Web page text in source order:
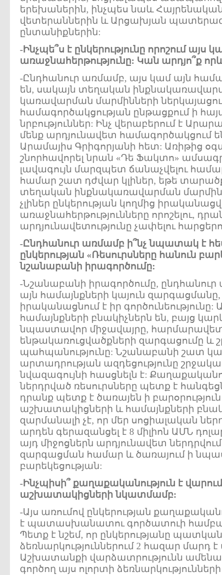
երեխաներին, ինչպես նաև
վետերաններին և Արցախյան
ընտանիքներին:
-Ինչպե՞ս է ընկերությունը որոշում այս
առաջնահերթությունը: Կան արդյո՞ք
-Ընդհանուր առմամբ, այս կամ այն
են, սակայն տեղական
կառավարման մարմինների
համագործակցության ընթացքում ի
նրբություններ: Ինչ վերաբերում է
մենք արդյունավետ համագործակցում
Արամայիս Գրիգորյանի հետ: Առիթից
շնորհավորել նրան «Դե Ֆակտո»
լավագույն մարզպետ ճանաչվելու
համար շատ դժվար կլիներ, եթե
տեղական ինքնակառավարման
չլիներ ընկերության կողմից
առաջնահերթությունները որոշելու,
արդյունավետությունը չափելու
-Ընդհանուր առմամբ ի՞նչ նպատակ է
ընկերության «Ռեսուրսները հանուն
նշանաբանի իրագործումը:
-Նշանաբանի իրագործումը, ընդհանուր
այն համայնքների կայուն զարգացմանը,
իրականացնում է իր
համայնքների բնակիչներն են, բայց
նպաստավոր միջավայրը,
ենթակառուցվածքների զարգացումը և
պահպանությունը: Նշանաբանի շատ
արտադրության ազդեցությունը
նվազագույնի հասցնելն է:
ներդրված ռեսուրսները պետք է
դրանք պետք է ծառայեն ի բարօրություն
աշխատակիցների և համայնքների
զարմանալի չէ, որ մեր սոցիալական
արդեն գերազանցել է 8 միլիոն ԱՄՆ
այդ միջոցներն արդյունավետ
զարգացման համար և ծառայում ի
բարեկեցության:
-Ինչպիսի՞ քաղաքականություն է վարում
աշխատակիցների նկատմամբ:
-Այս առումով ընկերության
է պատասխանատու գործատուի
Պետք է նշեմ, որ ընկերությանը
ձեռնարկություններում 2 հազար մարդ
Աշխատանքի վարձատրությունն
գործող այս ոլորտի